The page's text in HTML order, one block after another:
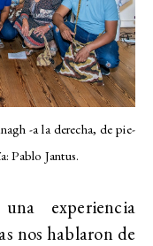
-a la derecha, de pie-
Pablo Jantus.
experiencia
nos hablaron de